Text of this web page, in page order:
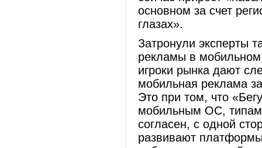
основном за счет
глазах».
Затронули эксперты
рекламы в мобильном
игроки рынка дают
мобильная реклама
Это при том, что
мобильным ОС, типам
согласен, с одной
развивают